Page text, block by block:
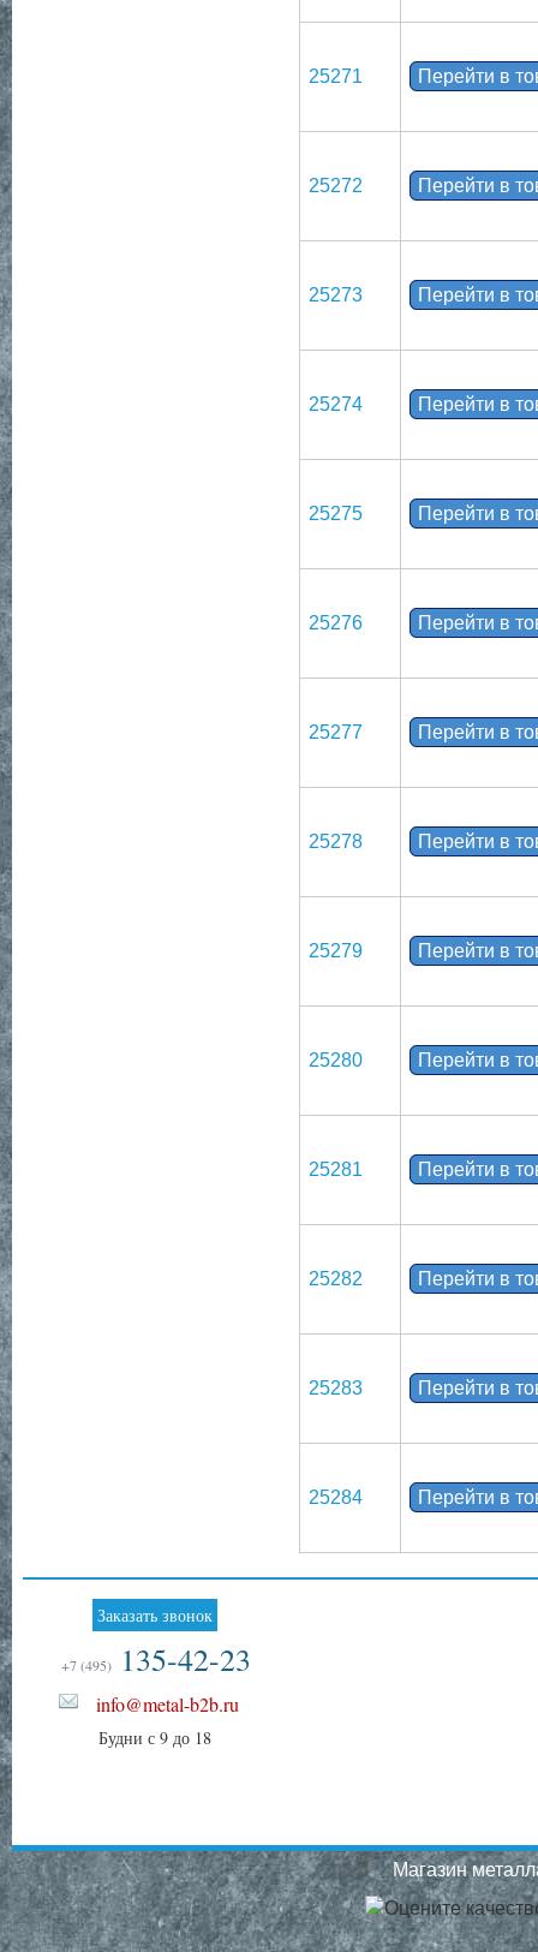
25271 Перейти в
25272 Перейти в
25273 Перейти в
25274 Перейти в
25275 Перейти в
25276 Перейти в
25277 Перейти в
25278 Перейти в
25279 Перейти в
25280 Перейти в
25281 Перейти в
25282 Перейти в
25283 Перейти в
25284 Перейти в
Заказать звонок
+7 (495) 135-42-23
info@metal-b2b.ru
Будни с 9 до 18
Магазин